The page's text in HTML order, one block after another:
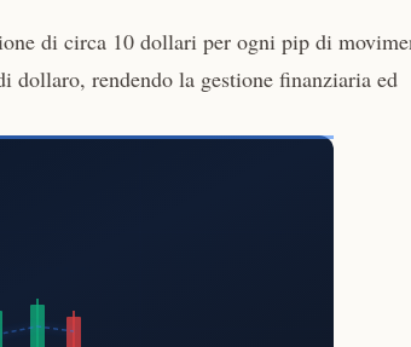
di circa 10 dollari per ogni pip di
dollaro, rendendo la gestione finanziaria ed